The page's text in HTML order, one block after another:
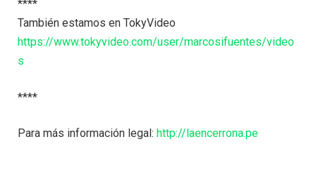
****
También estamos en TokyVideo
https://www.tokyvideo.com/user/marcosifuentes/video
s
****
Para más información legal: http://laencerrona.pe